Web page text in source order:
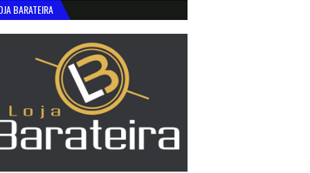
BARATEIRA